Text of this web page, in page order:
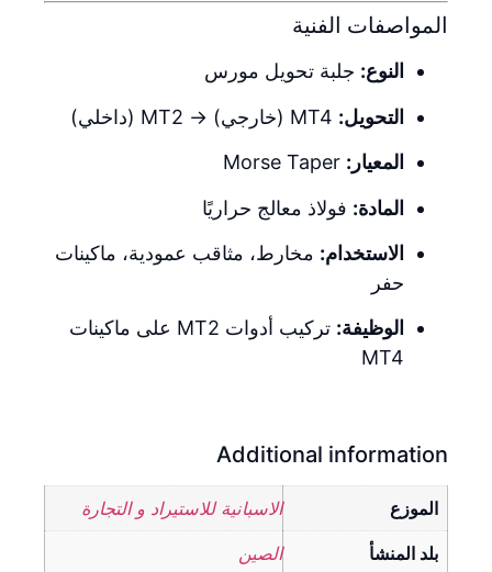
المواصفات الفنية
النوع: جلبة تحويل مورس
التحويل:
المعيار:
المادة: فولاذ معالج حراريًا
الاستخدام: مخارط، مثاقب عمودية، ماكينات
حفر
الوظيفة:
تركيب أدوات MT2 على ماكينات
MT4
Additional information
الموزع الاسبانية للاستيراد و التجارة
بلد المنشأ الصين